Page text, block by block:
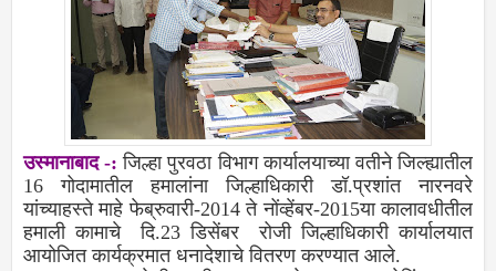
उस्मानाबाद -:जिल्हा पुरवठा विभाग कार्यालयाच्या वतीने जिल्ह्यातील
16 गोदामातील हमालांना जिल्हाधिकारी डॉ.प्रशांत नारनवरे
यांच्याहस्ते माहे फेब्रुवारी-2014 ते नोंव्हेंबर-2015या कालावधीतील
हमाली कामाचे दि.23 डिसेंबर रोजी जिल्हाधिकारी कार्यालयात
आयोजित कार्यक्रमात धनादेशाचे वितरण करण्यात आले.